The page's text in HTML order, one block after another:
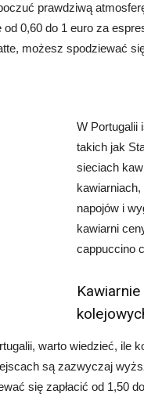
prawdziwą
0,60 do 1 euro za
możesz spodziewać
W Portugalii
takich jak
sieciach
napojów i
kawiarni
cappuccino
warto wiedzieć, ile
są zazwyczaj
się zapłacić od 1,50